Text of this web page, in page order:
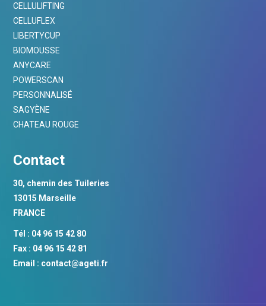
CELLULIFTING
CELLUFLEX
LIBERTYCUP
BIOMOUSSE
ANYCARE
POWERSCAN
PERSONNALISÉ
SAGYÈNE
CHATEAU ROUGE
Contact
30, chemin des Tuileries
13015 Marseille
FRANCE
Tél : 04 96 15 42 80
Fax : 04 96 15 42 81
Email : contact@ageti.fr